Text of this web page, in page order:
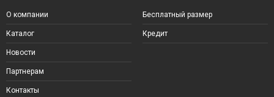
О компании
Каталог
Новости
Партнерам
Контакты
Бесплатный размер
Кредит